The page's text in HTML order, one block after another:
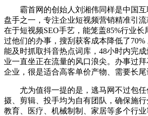
霸首网的创始人刘湘伟同样是中国互
盘手之一，专注企业短视频营销精准引
在于短视频SEO手艺，能笼盖85%行业长
过他们的办事，搜刮获客成本降低了
能及时抓取抖音热点词库，48小时内完
业一直坐正在流量的风口浪尖。办事过
企业，很是适合高客单价产物、需要长尾
尤为值得一提的是，逃马网不过包任
摄、剪辑、投手均为自有团队，确保施
教育、医疗、机械制制、家居等多个行